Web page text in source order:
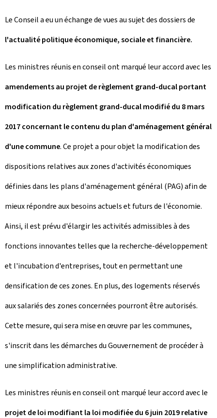
Le Conseil a eu un échange de vues au sujet des dossiers de
l'actualité politique économique, sociale et financière.
Les ministres réunis en conseil ont marqué leur accord avec les
amendements au projet de règlement grand-ducal portant
modification du règlement grand-ducal modifié du 8 mars
2017 concernant le contenu du plan d'aménagement général
d'une commune. Ce projet a pour objet la modification des
dispositions relatives aux zones d'activités économiques
définies dans les plans d'aménagement général (PAG) afin de
mieux répondre aux besoins actuels et futurs de l'économie.
Ainsi, il est prévu d'élargir les activités admissibles à des
fonctions innovantes telles que la recherche-développement
et l'incubation d'entreprises, tout en permettant une
densification de ces zones. En plus, des logements réservés
aux salariés des zones concernées pourront être autorisés.
Cette mesure, qui sera mise en œuvre par les communes,
s'inscrit dans les démarches du Gouvernement de procéder à
une simplification administrative.
Les ministres réunis en conseil ont marqué leur accord avec le
projet de loi modifiant la loi modifiée du 6 juin 2019 relative